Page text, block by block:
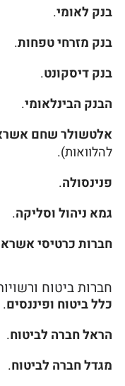
בנק לאומי.
בנק מזרחי טפחות.
בנק דיסקונט.
הבנק הבינלאומי.
אלטשולר שחם
להלוואות).
פנינסולה.
גמא ניהול וסליקה.
חברות כרטיסי
חברות ביטוח
כלל ביטוח ופיננסים.
הראל חברה לביטוח.
מגדל חברה לביטוח.